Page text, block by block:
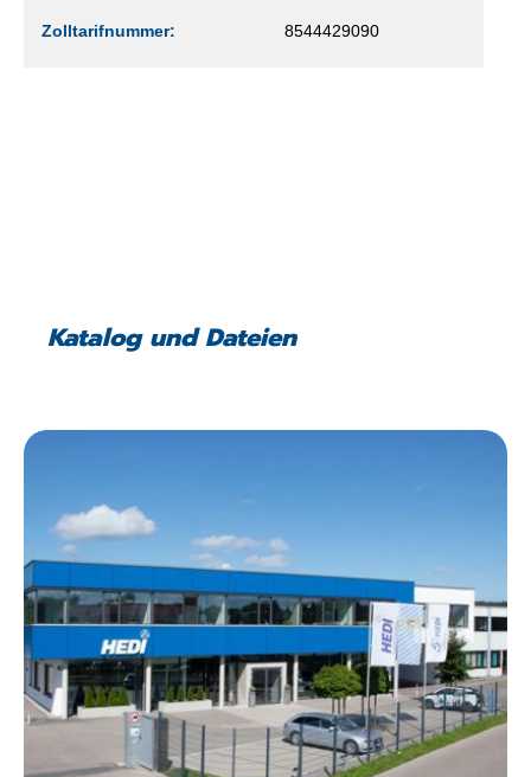
Zolltarifnummer: 8544429090
Katalog und Dateien